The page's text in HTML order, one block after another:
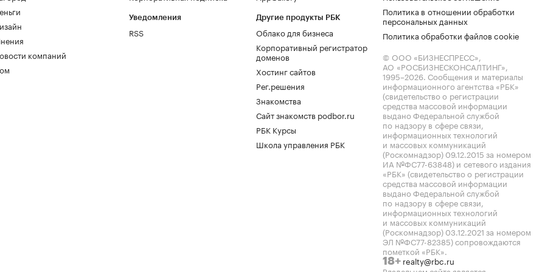
компаний
Уведомления
RSS
Другие продукты РБК
Облако для бизнеса
Корпоративный регистратор
доменов
Хостинг сайтов
Рег.решения
Знакомства
Сайт знакомств podbor.ru
РБК Курсы
Школа управления РБК
Политика в отношении обработки
персональных данных
Политика обработки файлов cookie
© ООО «БИЗНЕСПРЕСС»,
АО «РОСБИЗНЕСКОНСАЛТИНГ»,
1995–2026. Сообщения и материалы
информационного агентства «РБК»
(свидетельство о регистрации
средства массовой информации
выдано Федеральной службой
по надзору в сфере связи,
информационных технологий
и массовых коммуникаций
(Роскомнадзор) 09.12.2015 за номером
ИА №ФС77-63848) и сетевого издания
«РБК» (свидетельство о регистрации
средства массовой информации
выдано Федеральной службой
по надзору в сфере связи,
информационных технологий
и массовых коммуникаций
(Роскомнадзор) 03.12.2021 за номером
ЭЛ №ФС77-82385) сопровождаются
пометкой «РБК».
18+ realty@rbc.ru